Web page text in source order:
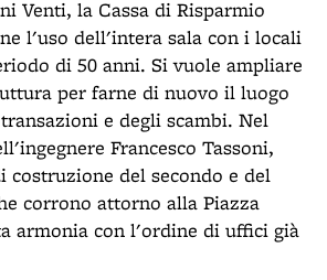
Venti, la Cassa di Risparmio
l'uso dell'intera sala con i locali
di 50 anni. Si vuole ampliare
per farne di nuovo il luogo
e degli scambi. Nel
Francesco Tassoni,
del secondo e del
corrono attorno alla Piazza
armonia con l'ordine di uffici già